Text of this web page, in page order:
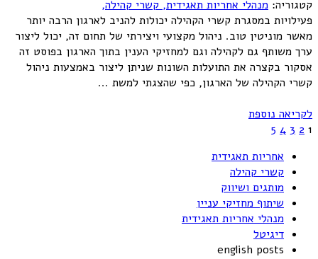
קטגוריה: מנהלי אחריות תאגידית, קשרי קהילה,
פעילויות במסגרת קשרי הקהילה יכולות להניב לארגון הרבה יותר
מאשר מוניטין טוב. ניהול מקצועי ויצירתי של תחום זה, יכול ליצור
ערך משותף גם לקהילה וגם למחזיקי הענין בתוך הארגון בפוסט זה
אסקור בקצרה את התועלות השונות שניתן ליצור באמצעות ניהול
קשרי הקהילה של הארגון, כפי שהצגתי למשת ...
לקריאה נוספת
1
2
3
4
5
אחריות תאגידית
קשרי קהילה
מותגים ושיווק
שיתוף מחזיקי עניין
מנהלי אחריות תאגידית
דיגיטל
english posts